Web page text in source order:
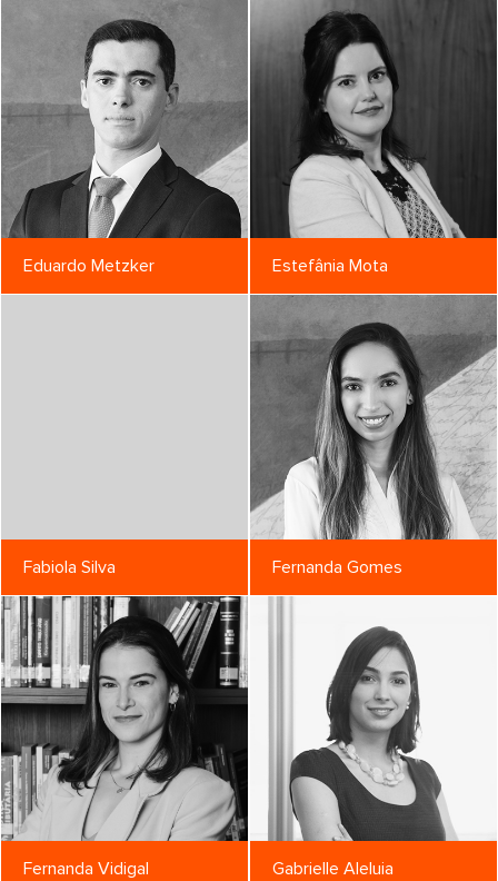
Eduardo Metzker Estefânia Mota
Fabiola Silva Fernanda Gomes
Fernanda Vidigal Gabrielle Aleluia